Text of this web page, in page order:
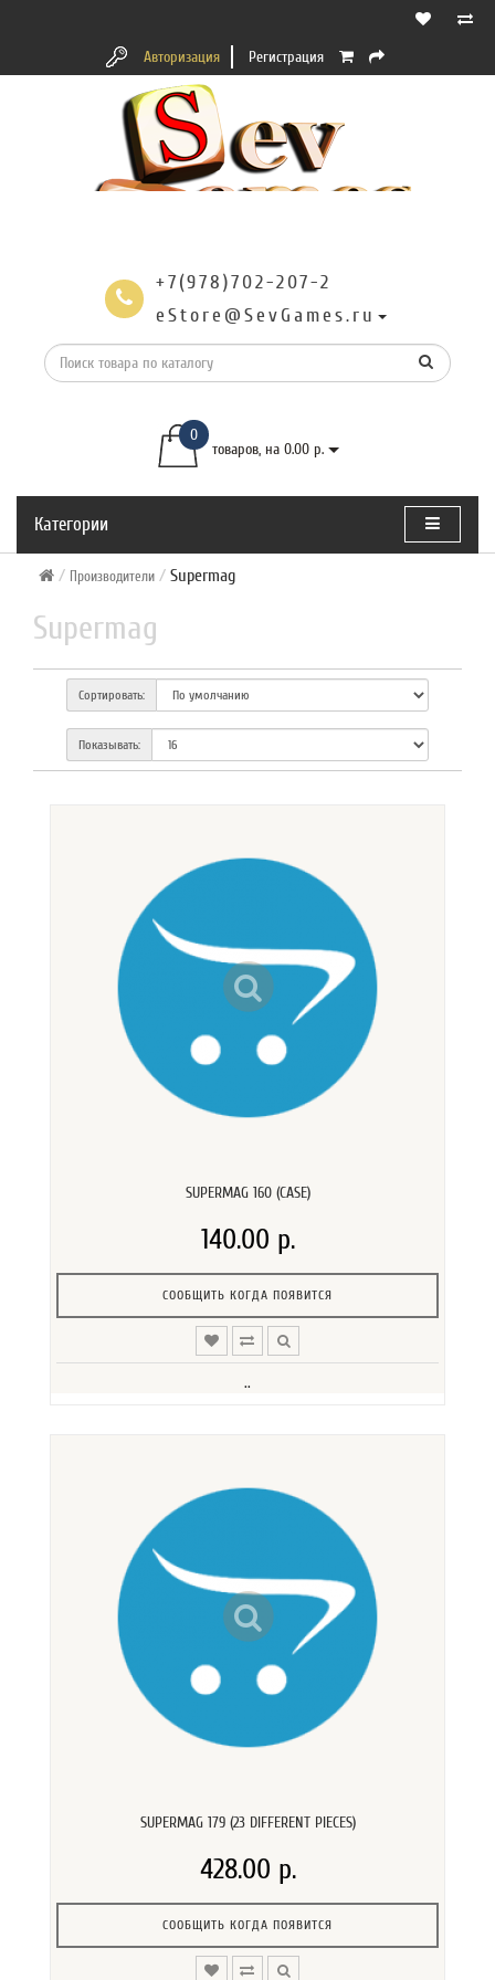
Авторизация Регистрация
+7(978)702-207-2
eStore@SevGames.ru
0
товаров, на 0.00 р.
Категории
Производители Supermag
Supermag
Сортировать:
Показывать:
SUPERMAG 160 (CASE)
140.00 р.
СООБЩИТЬ КОГДА ПОЯВИТСЯ
..
SUPERMAG 179 (23 DIFFERENT PIECES)
428.00 р.
СООБЩИТЬ КОГДА ПОЯВИТСЯ